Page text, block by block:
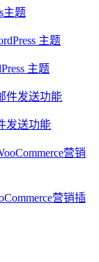
主题
主题
发送功能
营销插